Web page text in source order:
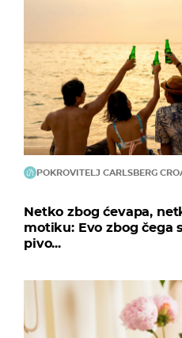
POKROVITELJ CARLSBERG
Netko zbog ćevapa,
motiku: Evo zbog čega
pivo...